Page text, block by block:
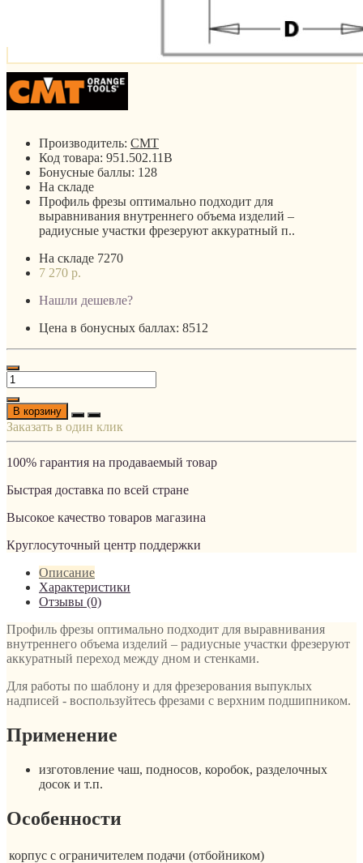
Производитель: CMT
Код товара: 951.502.11B
Бонусные баллы: 128
На складе
Профиль фрезы оптимально подходит для
выравнивания внутреннего объема изделий –
радиусные участки фрезеруют аккуратный п..
На складе 7270
7 270 р.
Нашли дешевле?
Цена в бонусных баллах: 8512
В корзину
Заказать в один клик
100% гарантия на продаваемый товар
Быстрая доставка по всей стране
Высокое качество товаров магазина
Круглосуточный центр поддержки
Описание
Характеристики
Отзывы (0)
Профиль фрезы оптимально подходит для выравнивания
внутреннего объема изделий – радиусные участки фрезеруют
аккуратный переход между дном и стенками.
Для работы по шаблону и для фрезерования выпуклых
надписей - воспользуйтесь фрезами с верхним подшипником.
Применение
изготовление чаш, подносов, коробок, разделочных
досок и т.п.
Особенности
корпус с ограничителем подачи (отбойником)